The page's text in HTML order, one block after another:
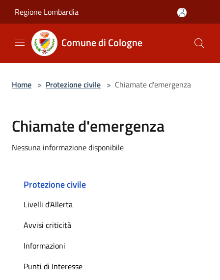
Regione Lombardia
Comune di Cologne
Home > Protezione civile > Chiamate d'emergenza
Chiamate d'emergenza
Nessuna informazione disponibile
Protezione civile
Livelli d'Allerta
Avvisi criticità
Informazioni
Punti di Interesse